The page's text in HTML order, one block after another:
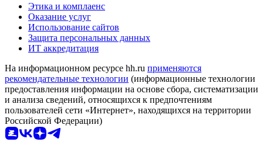
Этика и комплаенс
Оказание услуг
Использование сайтов
Защита персональных данных
ИТ аккредитация
На информационном ресурсе hh.ru применяются
рекомендательные технологии (информационные технологии
предоставления информации на основе сбора, систематизации
и анализа сведений, относящихся к предпочтениям
пользователей сети «Интернет», находящихся на территории
Российской Федерации)